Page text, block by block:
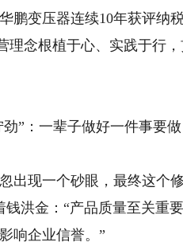
变压器连续10年获评纳
理念根植于心、实践于行，
”：一辈子做好一件事要
现一个砂眼，最终这个
洪金：“产品质量至关重要
响企业信誉。”